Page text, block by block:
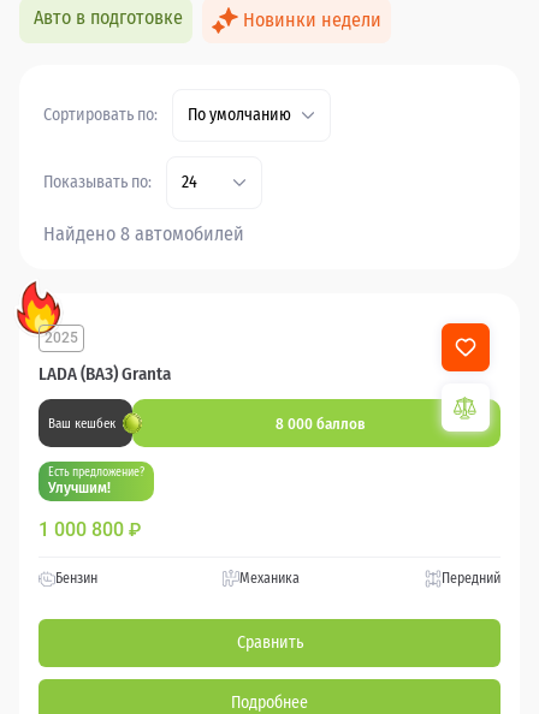
Авто в подготовке Новинки недели
Сортировать по: По умолчанию
Показывать по: 24
Найдено 8 автомобилей
LADA (ВАЗ) Granta
2025
Ваш кешбек 8 000 баллов
Есть предложение?
Улучшим!
1 000 800 ₽
Бензин Механика Передний
Сравнить
Подробнее